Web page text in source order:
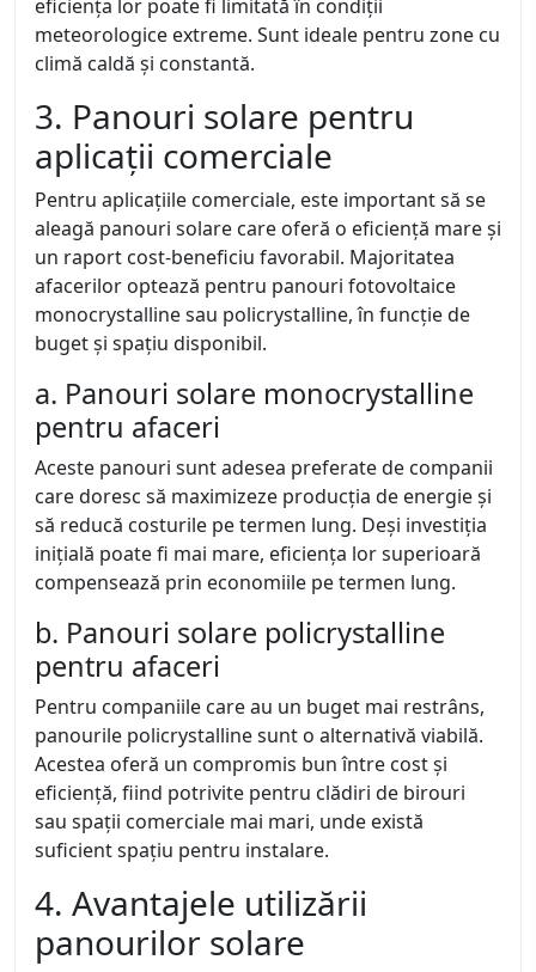
eficiența lor poate fi limitată în condiții
meteorologice extreme. Sunt ideale pentru zone cu
climă caldă și constantă.
3. Panouri solare pentru
aplicații comerciale
Pentru aplicațiile comerciale, este important să se
aleagă panouri solare care oferă o eficiență mare și
un raport cost-beneficiu favorabil. Majoritatea
afacerilor optează pentru panouri fotovoltaice
monocrystalline sau policrystalline, în funcție de
buget și spațiu disponibil.
a. Panouri solare monocrystalline
pentru afaceri
Aceste panouri sunt adesea preferate de companii
care doresc să maximizeze producția de energie și
să reducă costurile pe termen lung. Deși investiția
inițială poate fi mai mare, eficiența lor superioară
compensează prin economiile pe termen lung.
b. Panouri solare policrystalline
pentru afaceri
Pentru companiile care au un buget mai restrâns,
panourile policrystalline sunt o alternativă viabilă.
Acestea oferă un compromis bun între cost și
eficiență, fiind potrivite pentru clădiri de birouri
sau spații comerciale mai mari, unde există
suficient spațiu pentru instalare.
4. Avantajele utilizării
panourilor solare